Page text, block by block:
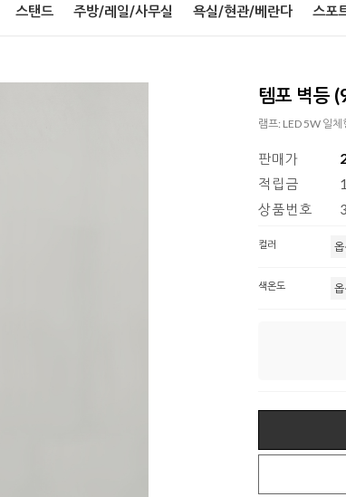
스탠드 주방/레일/사무실 욕실/현관/베란다 스포
템포 벽등
램프: LED 5W 일
판매가
적립금
상품번호
컬러
색온도